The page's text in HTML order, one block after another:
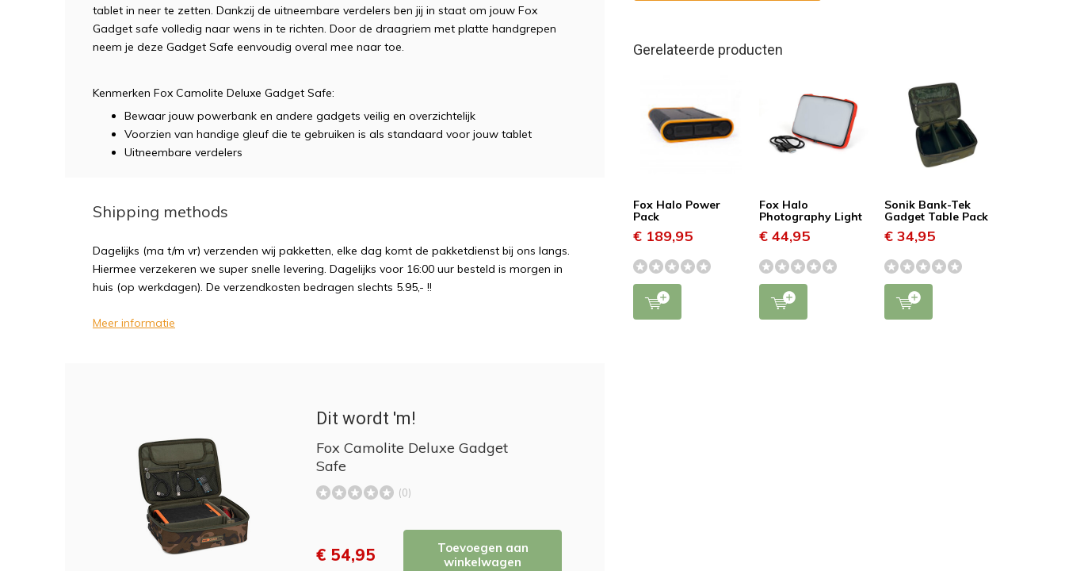
tablet in neer te zetten. Dankzij de uitneembare verdelers ben jij in staat om jouw Fox
Gadget safe volledig naar wens in te richten. Door de draagriem met platte handgrepen
neem je deze Gadget Safe eenvoudig overal mee naar toe.
Kenmerken Fox Camolite Deluxe Gadget Safe:
Bewaar jouw powerbank en andere gadgets veilig en overzichtelijk
Voorzien van handige gleuf die te gebruiken is als standaard voor jouw tablet
Uitneembare verdelers
Shipping methods
Dagelijks (ma t/m vr) verzenden wij pakketten, elke dag komt de pakketdienst bij ons langs.
Hiermee verzekeren we super snelle levering. Dagelijks voor 16:00 uur besteld is morgen in
huis (op werkdagen). De verzendkosten bedragen slechts 5.95,- !!
Meer informatie
Dit wordt 'm!
Fox Camolite Deluxe Gadget
Safe
(0)
€ 54,95
Toevoegen aan
winkelwagen
Gerelateerde producten
Fox Halo Power
Pack
€ 189,95
Fox Halo
Photography Light
€ 44,95
Sonik Bank-Tek
Gadget Table Pack
€ 34,95